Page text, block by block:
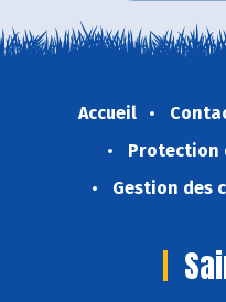
Accueil
Protection
Gestion des